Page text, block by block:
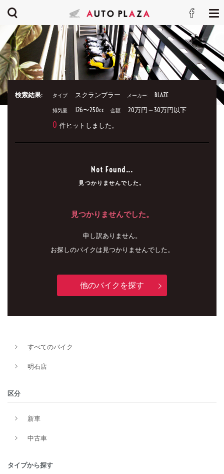
検索結果: タイプ: スクランブラー メーカー: BLAZE
排気量: 126〜250cc 金額: 20万円～30万円以下
0 件ヒットしました。
Not Found...
見つかりませんでした。
見つかりませんでした。
申し訳ありません。
お探しのバイクは見つかりませんでした。
他のバイクを探す
すべてのバイク
明石店
区分
新車
中古車
タイプから探す
新車
タイプ